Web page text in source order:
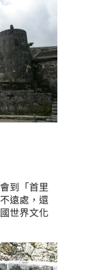
到「首里
遠處，還
世界文化